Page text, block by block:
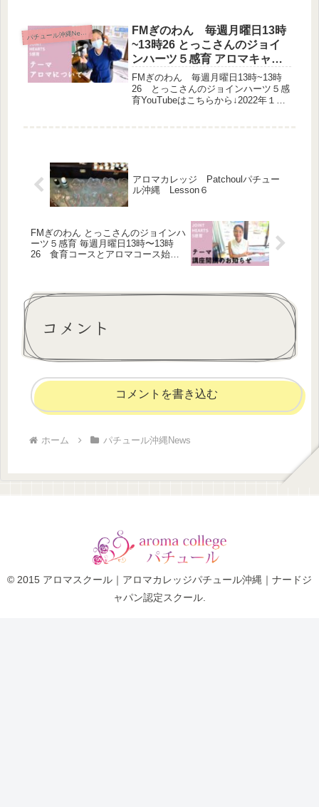
基礎～アロマテラピーのミクロの世界
へ～ アロマでスキンケア１～美し...
パ
チュール沖縄News
FMぎのわん 毎週月曜日13時
~13時26 とっこさんのジョイ
ンハーツ５感育 アロマキャン
ペーン
FMぎのわん 毎週月曜日13時~13時
26 とっこさんのジョインハーツ５感
育YouTubeはこちらから↓2022年１月
アロマカレッジ Patchoulパチュー
ル沖縄 Lesson６
FMぎのわん とっこさんのジョインハ
ーツ５感育 毎週月曜日13時〜13時
26 食育コースとアロマコース始ま
コメント
コメントを書き込む
ホーム パチュール沖縄News
© 2015 アロマスクール｜アロマカレッジパチュール沖縄｜ナードジ
ャパン認定スクール.